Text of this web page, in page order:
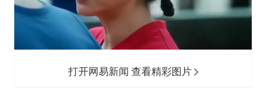
打开网易新闻 查看精彩图片